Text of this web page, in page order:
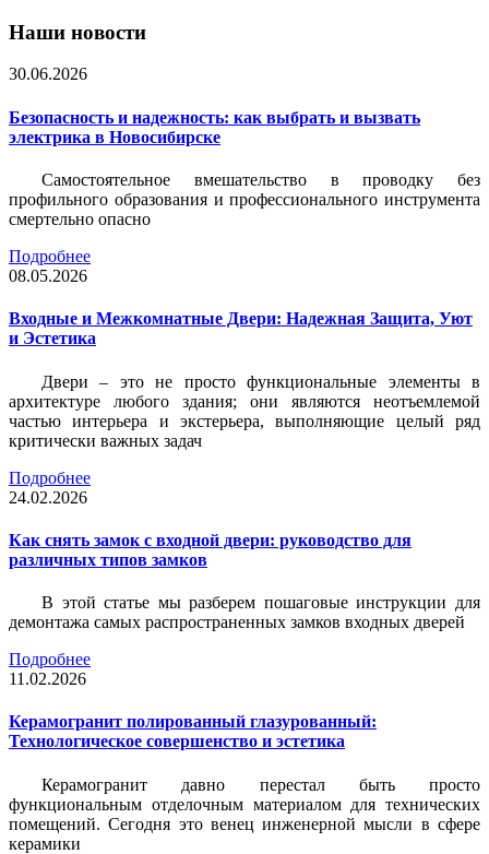
Наши новости
30.06.2026
Безопасность и надежность: как выбрать и вызвать
электрика в Новосибирске
Самостоятельное вмешательство в проводку без
профильного образования и профессионального инструмента
смертельно опасно
Подробнее
08.05.2026
Входные и Межкомнатные Двери: Надежная Защита, Уют
и Эстетика
Двери – это не просто функциональные элементы в
архитектуре любого здания; они являются неотъемлемой
частью интерьера и экстерьера, выполняющие целый ряд
критически важных задач
Подробнее
24.02.2026
Как снять замок с входной двери: руководство для
различных типов замков
В этой статье мы разберем пошаговые инструкции для
демонтажа самых распространенных замков входных дверей
Подробнее
11.02.2026
Керамогранит полированный глазурованный:
Технологическое совершенство и эстетика
Керамогранит давно перестал быть просто
функциональным отделочным материалом для технических
помещений. Сегодня это венец инженерной мысли в сфере
керамики